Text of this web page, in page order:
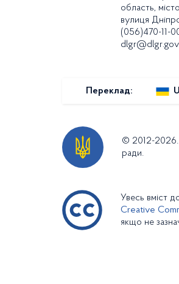
область,
вулиця
(056)470-11-
Переклад:
© 2012-2026.
ради.
Увесь вміст
Creative
якщо не